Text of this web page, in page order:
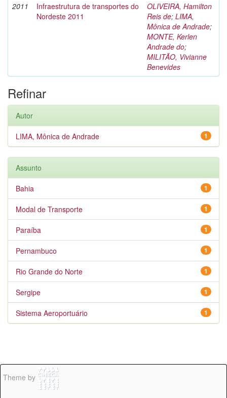
2011
Infraestrutura de transportes do
Nordeste 2011
OLIVEIRA, Hamilton
Reis de; LIMA,
Mônica de Andrade;
MONTE, Kerlen
Andrade do;
MILITÃO, Vivianne
Benevides
Refinar
Autor
1
LIMA, Mônica de Andrade
Assunto
1
Bahia
1
Modal de Transporte
1
Paraíba
1
Pernambuco
1
Rio Grande do Norte
1
Sergipe
1
Sistema Aeroportuário
Theme by